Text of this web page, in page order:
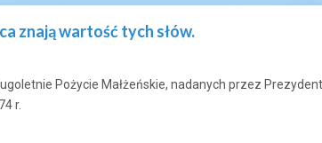
znają wartość tych słów.
Pożycie Małżeńskie, nadanych przez
r.